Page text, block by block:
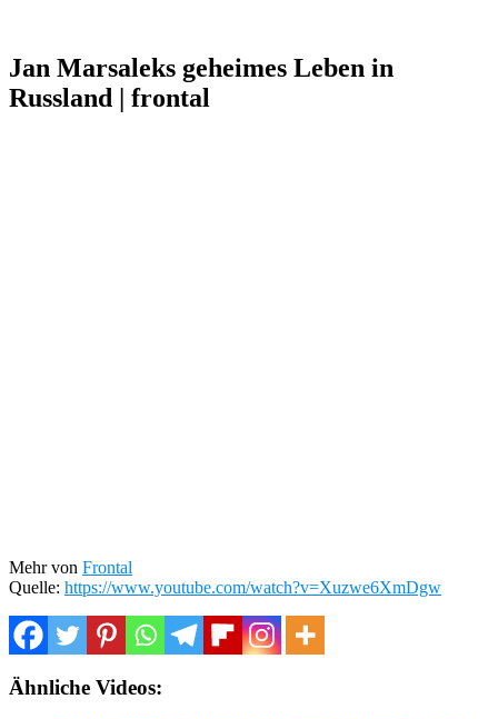
Jan Marsaleks geheimes Leben in
Russland | frontal
Mehr von Frontal
Quelle: https://www.youtube.com/watch?v=Xuzwe6XmDgw
Ähnliche Videos: